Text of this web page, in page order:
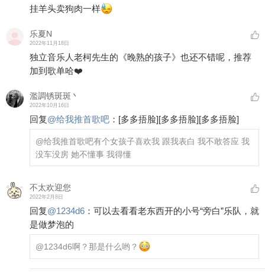
挂羊头卖狗肉一样
乐夏N
2022年11月18日
独立音乐人老柯先生的《晚熟的孩子》也还不错呢，推荐
加到歌单哈❤️
濫調锈斑斑丶
2022年10月16日
回复@给我推首歌吧 ： [多多捂脸][多多捂脸][多多捂脸]
@给我推首歌吧有个女孩子喜欢我 跟我表白 我不敢答应 我
没车没房 她不懂事 我得懂
不太欢迎您
2022年2月8日
回复@1234d6 ： 可以去看看老东西开的小号“旁白”乐队，就
是做梦泡的
@1234d6啊？那是什么哟？